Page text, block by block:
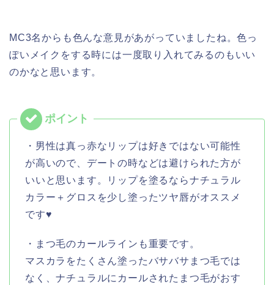
MC3名からも色んな意見があがっていましたね。色っ
ぽいメイクをする時には一度取り入れてみるのもいい
のかなと思います。
・男性は真っ赤なリップは好きではない可能性
が高いので、デートの時などは避けられた方が
いいと思います。リップを塗るならナチュラル
カラー＋グロスを少し塗ったツヤ唇がオススメ
です♥
・まつ毛のカールラインも重要です。
マスカラをたくさん塗ったバサバサまつ毛では
なく、ナチュラルにカールされたまつ毛がおす